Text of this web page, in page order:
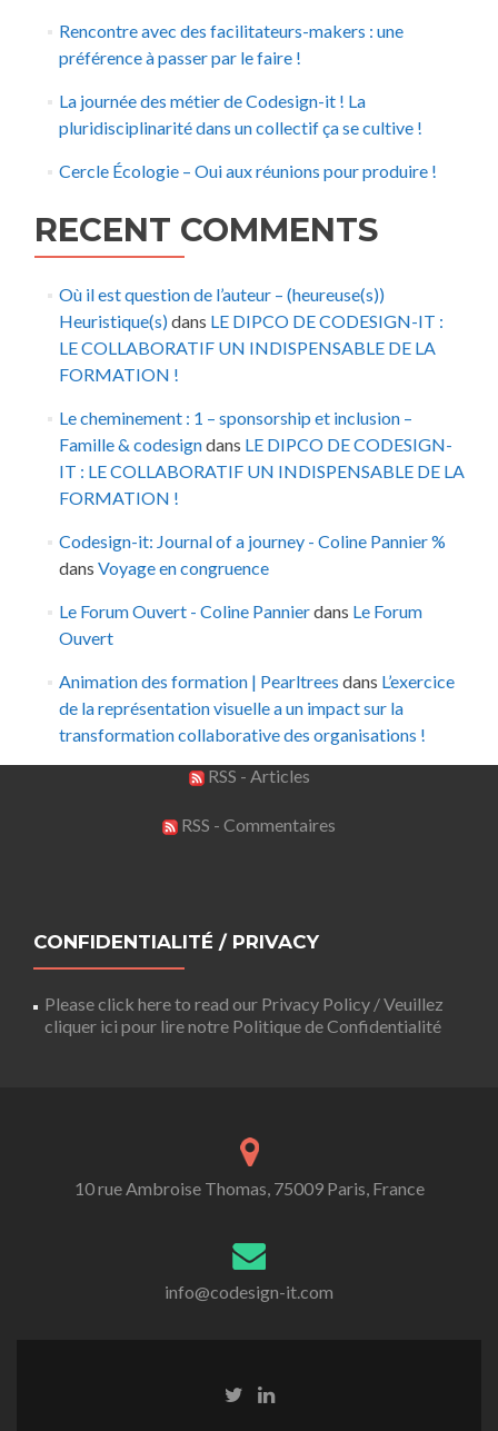
Rencontre avec des facilitateurs-makers : une
préférence à passer par le faire !
La journée des métier de Codesign-it ! La
pluridisciplinarité dans un collectif ça se cultive !
Cercle Écologie – Oui aux réunions pour produire !
RECENT COMMENTS
Où il est question de l’auteur – (heureuse(s))
Heuristique(s)dans LE DIPCO DE CODESIGN-IT :
LE COLLABORATIF UN INDISPENSABLE DE LA
FORMATION !
Le cheminement : 1 – sponsorship et inclusion –
Famille & codesigndans LE DIPCO DE CODESIGN-
IT : LE COLLABORATIF UN INDISPENSABLE DE LA
FORMATION !
Codesign-it: Journal of a journey - Coline Pannier %
dans Voyage en congruence
Le Forum Ouvert - Coline Pannierdans Le Forum
Ouvert
Animation des formation | Pearltrees dans L’exercice
de la représentation visuelle a un impact sur la
transformation collaborative des organisations !
RSS - Articles
RSS - Commentaires
CONFIDENTIALITÉ / PRIVACY
Please click here to read our Privacy Policy / Veuillez
cliquer ici pour lire notre Politique de Confidentialité
10 rue Ambroise Thomas, 75009 Paris, France
info@codesign-it.com